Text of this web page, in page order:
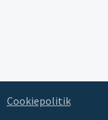
Cookiepolitik